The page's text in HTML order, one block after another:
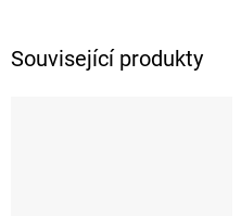
Související produkty